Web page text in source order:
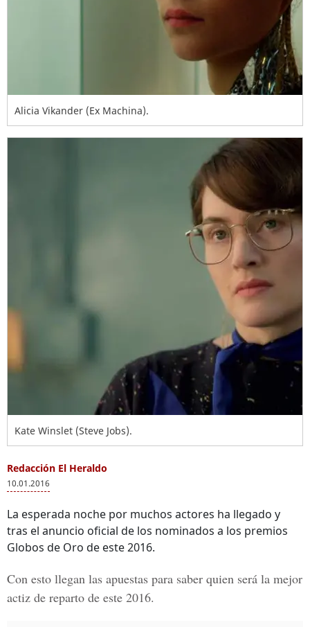
Alicia Vikander (Ex Machina).
Kate Winslet (Steve Jobs).
Redacción El Heraldo
10.01.2016
La esperada noche por muchos actores ha llegado y
tras el anuncio oficial de los nominados a los premios
Globos de Oro de este 2016.
Con esto llegan las apuestas para saber quien será la mejor
actiz de reparto de este 2016.